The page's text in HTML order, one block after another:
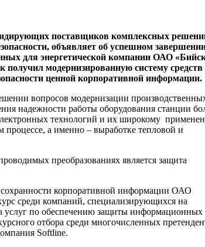
поставщиков комплексных
объявляет об успешном
для энергетической компании ОАО
получил модернизированную систему
ценной корпоративной информации.
вопросов модернизации
надежности работы оборудования станции
технологий и их широкому
процессе, а именно – выработке тепловой и
преобразованиях является защита
корпоративной информации ОАО
среди компаний, специализирующихся на
услуг по обеспечению защиты информационных
отбора среди многочисленных
Softline.